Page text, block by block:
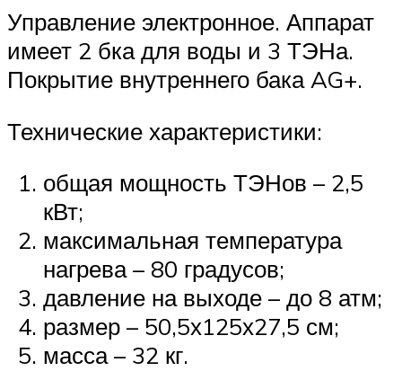
Управление электронное. Аппарат
имеет 2 бка для воды и 3 ТЭНа.
Покрытие внутреннего бака AG+.
Технические характеристики:
общая мощность ТЭНов – 2,5
кВт;
максимальная температура
нагрева – 80 градусов;
давление на выходе – до 8 атм;
размер – 50,5х125х27,5 см;
масса – 32 кг.